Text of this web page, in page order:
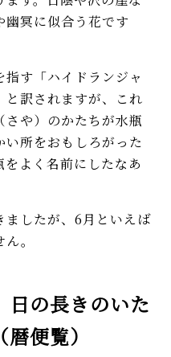
幽冥に似合う花です
す「ハイドランジャ
と訳されますが、これ
や）のかたちが水瓶
所をおもしろがった
よく名前にしたなあ
ましたが、6月といえば
。
日の長きのいた
便覧）